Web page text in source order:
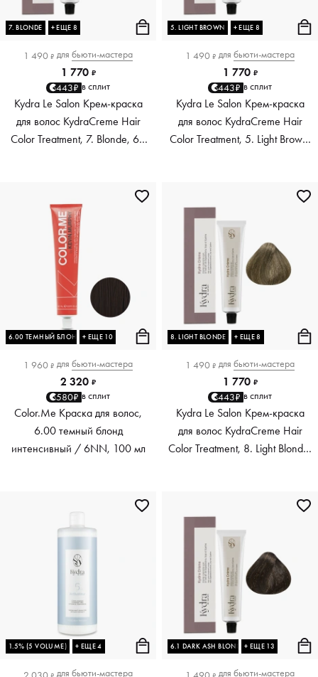
7. BLONDE + ЕЩЕ 8
1 490 ₽ для бьюти-мастера
1 770 ₽
443₽ в сплит
Kydra Le Salon Крем-краска
для волос KydraCreme Hair
Color Treatment, 7. Blonde, 60
5. LIGHT BROWN + ЕЩЕ 8
1 490 ₽ для бьюти-мастера
1 770 ₽
443₽ в сплит
Kydra Le Salon Крем-краска
для волос KydraCreme Hair
Color Treatment, 5. Light Brown,
6.00 ТЕМНЫЙ БЛОНД ИНТЕНСИВНЫЙ
+ ЕЩЕ 10
1 960 ₽ для бьюти-мастера
2 320 ₽
580₽ в сплит
Color.Me Краска для волос,
6.00 темный блонд
интенсивный / 6NN, 100 мл
8. LIGHT BLONDE + ЕЩЕ 8
1 490 ₽ для бьюти-мастера
1 770 ₽
443₽ в сплит
Kydra Le Salon Крем-краска
для волос KydraCreme Hair
Color Treatment, 8. Light Blonde,
1.5% (5 VOLUME) + ЕЩЕ 4
для бьюти-мастера
6.1 DARK ASH BLONDE+ ЕЩЕ 13
для бьюти-мастера